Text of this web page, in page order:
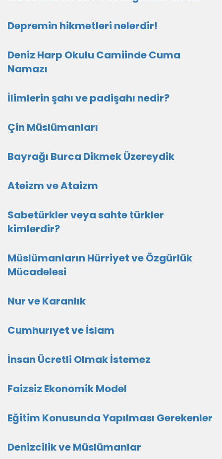
Depremin hikmetleri nelerdir!
Deniz Harp Okulu Camiinde Cuma
Namazı
İlimlerin şahı ve padişahı nedir?
Çin Müslümanları
Bayrağı Burca Dikmek Üzereydik
Ateizm ve Ataizm
Sabetürkler veya sahte türkler
kimlerdir?
Müslümanların Hürriyet ve Özgürlük
Mücadelesi
Nur ve Karanlık
Cumhurıyet ve İslam
İnsan Ücretli Olmak İstemez
Faizsiz Ekonomik Model
Eğitim Konusunda Yapılması Gerekenler
Denizcilik ve Müslümanlar